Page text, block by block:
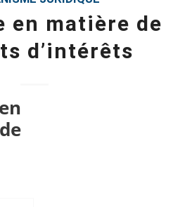
en matière de
d’intérêts